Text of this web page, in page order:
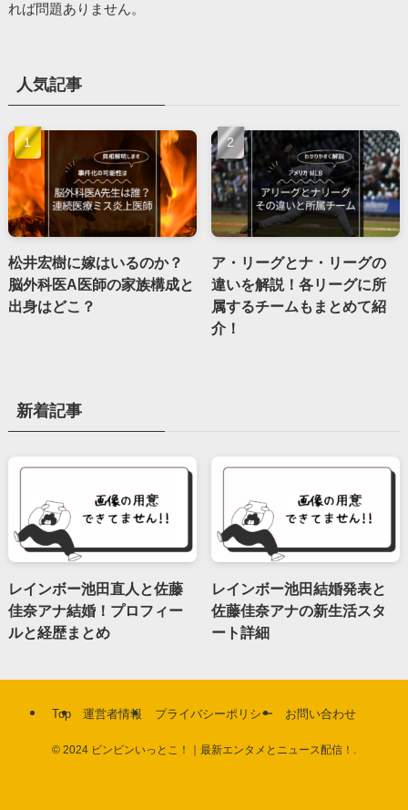
れば問題ありません。
人気記事
松井宏樹に嫁はいるのか？
脳外科医A医師の家族構成と
出身はどこ？
ア・リーグとナ・リーグの
違いを解説！各リーグに所
属するチームもまとめて紹
介！
新着記事
レインボー池田直人と佐藤
佳奈アナ結婚！プロフィー
ルと経歴まとめ
レインボー池田結婚発表と
佐藤佳奈アナの新生活スタ
ート詳細
Top 運営者情報 プライバシーポリシー お問い合わせ
© 2024 ビンビンいっとこ！｜最新エンタメとニュース配信！.